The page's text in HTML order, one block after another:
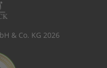
& Co. KG 2026